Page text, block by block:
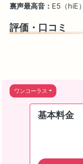
裏声最高音： E5（hiE）
評価・口コミ
ワンコーラス
基本料金